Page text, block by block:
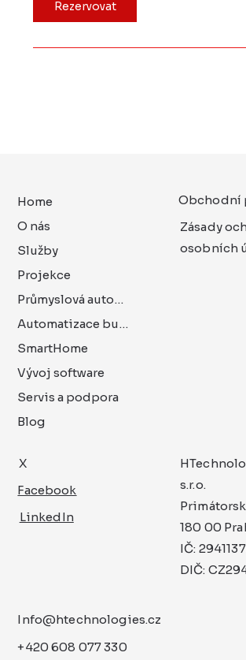
Rezervovat
Home
O nás
Služby
Projekce
Průmyslová automatizace
Automatizace budov
SmartHome
Vývoj software
Servis a podpora
Blog
Obchodní
Zásady
osobních
Facebook
LinkedIn
X
s.r.o.
180 00
IČ:
DIČ:
Info@htechnologies.cz
+420 608 077 330